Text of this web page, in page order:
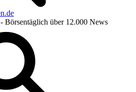
- Börsentäglich über 12.000 News